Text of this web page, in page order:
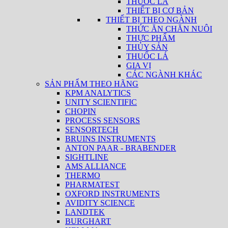
THIẾT BỊ CƠ BẢN
THIẾT BỊ THEO NGÀNH
THỨC ĂN CHĂN NUÔI
THỰC PHẨM
THỦY SẢN
THUỐC LÁ
GIA VỊ
CÁC NGÀNH KHÁC
SẢN PHẨM THEO HÃNG
KPM ANALYTICS
UNITY SCIENTIFIC
CHOPIN
PROCESS SENSORS
SENSORTECH
BRUINS INSTRUMENTS
ANTON PAAR - BRABENDER
SIGHTLINE
AMS ALLIANCE
THERMO
PHARMATEST
OXFORD INSTRUMENTS
AVIDITY SCIENCE
LANDTEK
BURGHART